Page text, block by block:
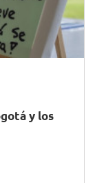
y los